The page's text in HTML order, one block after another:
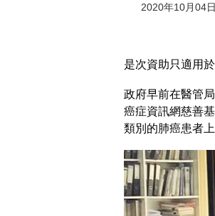
2020年10月04
是次資助只適用
政府早前在醫管
癌症資訊網慈善
類別的肺癌患者